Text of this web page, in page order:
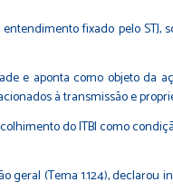
fixado pelo STJ,
e aponta como objeto da
à transmissão e
do ITBI como
geral (Tema 1.124), declarou